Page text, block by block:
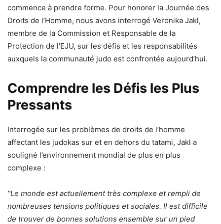
commence à prendre forme. Pour honorer la Journée des
Droits de l’Homme, nous avons interrogé Veronika Jakl,
membre de la Commission et Responsable de la
Protection de l’EJU, sur les défis et les responsabilités
auxquels la communauté judo est confrontée aujourd’hui.
Comprendre les Défis les Plus
Pressants
Interrogée sur les problèmes de droits de l’homme
affectant les judokas sur et en dehors du tatami, Jakl a
souligné l’environnement mondial de plus en plus
complexe :
“Le monde est actuellement très complexe et rempli de
nombreuses tensions politiques et sociales. Il est difficile
de trouver de bonnes solutions ensemble sur un pied